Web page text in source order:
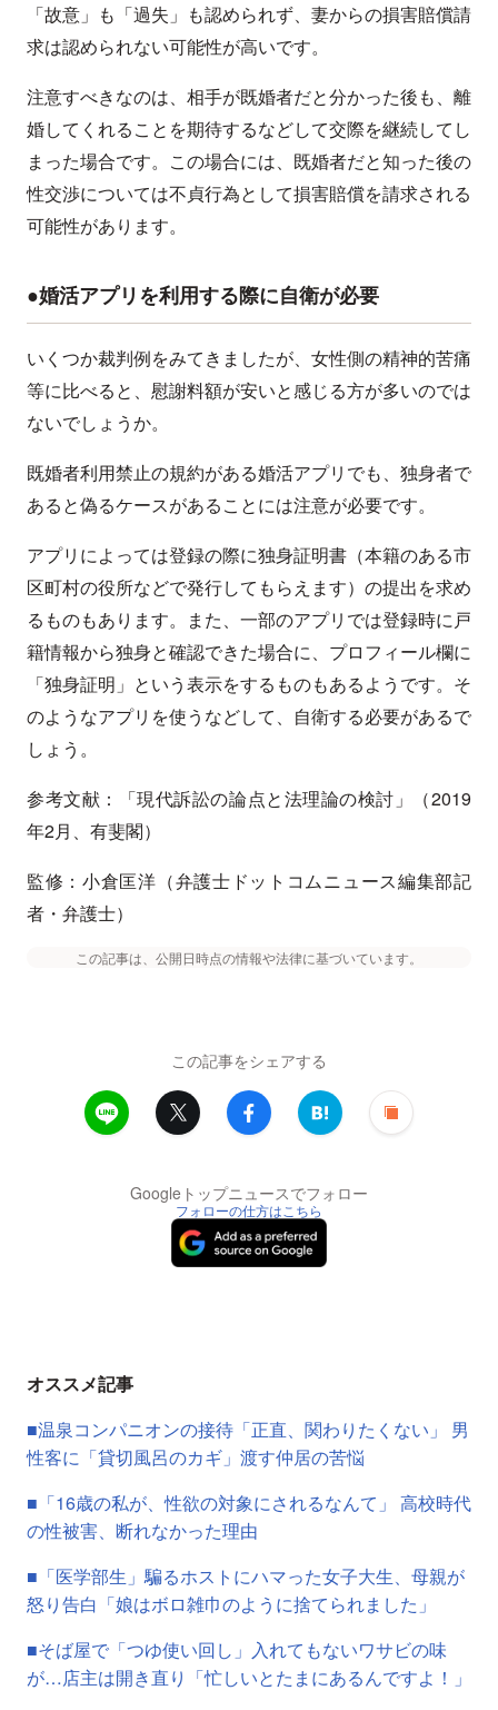
「故意」も「過失」も認められず、妻からの損害賠償請
求は認められない可能性が高いです。
注意すべきなのは、相手が既婚者だと分かった後も、離
婚してくれることを期待するなどして交際を継続してし
まった場合です。この場合には、既婚者だと知った後の
性交渉については不貞行為として損害賠償を請求される
可能性があります。
●婚活アプリを利用する際に自衛が必要
いくつか裁判例をみてきましたが、女性側の精神的苦痛
等に比べると、慰謝料額が安いと感じる方が多いのでは
ないでしょうか。
既婚者利用禁止の規約がある婚活アプリでも、独身者で
あると偽るケースがあることには注意が必要です。
アプリによっては登録の際に独身証明書（本籍のある市
区町村の役所などで発行してもらえます）の提出を求め
るものもあります。また、一部のアプリでは登録時に戸
籍情報から独身と確認できた場合に、プロフィール欄に
「独身証明」という表示をするものもあるようです。そ
のようなアプリを使うなどして、自衛する必要があるで
しょう。
参考文献：「現代訴訟の論点と法理論の検討」（2019
年2月、有斐閣）
監修：小倉匡洋（弁護士ドットコムニュース編集部記
者・弁護士）
この記事は、公開日時点の情報や法律に基づいています。
この記事をシェアする
Googleトップニュースでフォロー
フォローの仕方はこちら
オススメ記事
■温泉コンパニオンの接待「正直、関わりたくない」 男
性客に「貸切風呂のカギ」渡す仲居の苦悩
■「16歳の私が、性欲の対象にされるなんて」 高校時代
の性被害、断れなかった理由
■「医学部生」騙るホストにハマった女子大生、母親が
怒り告白「娘はボロ雑巾のように捨てられました」
■そば屋で「つゆ使い回し」入れてもないワサビの味
が…店主は開き直り「忙しいとたまにあるんですよ！」